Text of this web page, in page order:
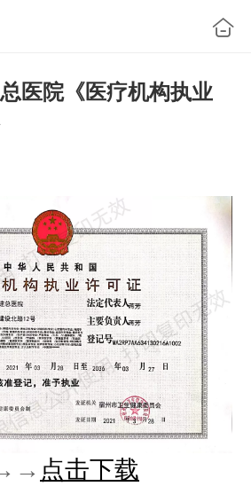
医院《医疗机构执业
点击下载